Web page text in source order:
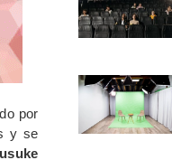
por
y se